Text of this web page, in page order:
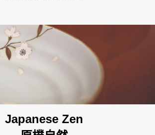
屏東新屏店
Japanese Zen